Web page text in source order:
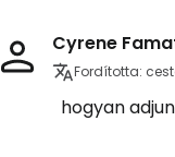
Cyrene
Fordította:
hogyan